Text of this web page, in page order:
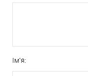
Ім'я: